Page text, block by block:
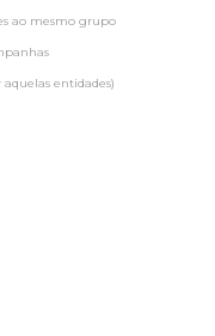
ao mesmo grupo
entidades)